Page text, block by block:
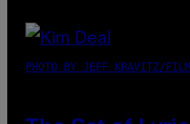
PHOTO BY JEFF KRAVITZ/